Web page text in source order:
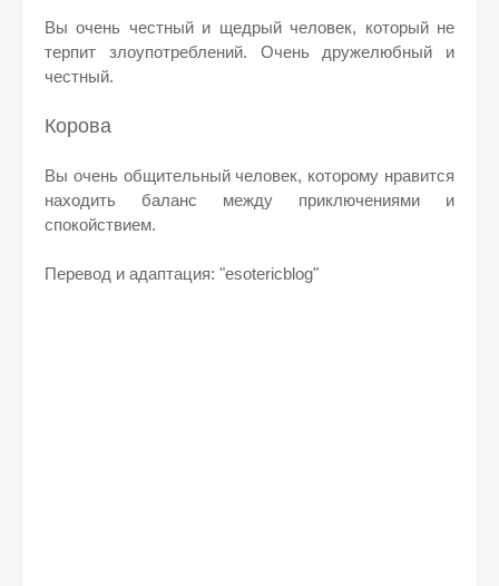
Вы очень честный и щедрый человек, который не
терпит злоупотреблений. Очень дружелюбный и
честный.
Корова
Вы очень общительный человек, которому нравится
находить баланс между приключениями и
спокойствием.
Перевод и адаптация: "esotericblog"